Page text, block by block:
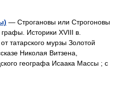
— Строгановы или Строгоновы
Историки XVIII в.
татарского мурзы Золотой
Николая Витзена,
географа Исаака Массы ; с